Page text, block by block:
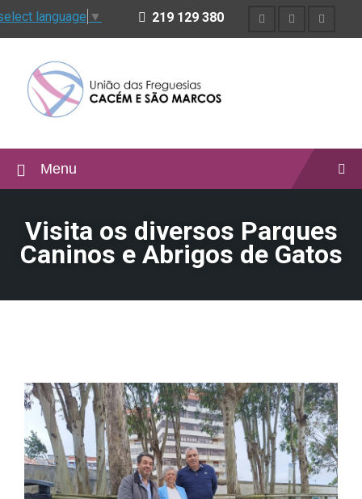
language ▼ 219 129 380
Menu
Visita os diversos Parques
Caninos e Abrigos de Gatos